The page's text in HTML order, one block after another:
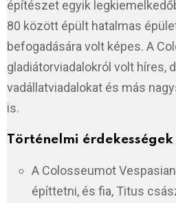
építészet egyik
80 között épült hatalmas
befogadására volt képes. A
gladiátorviadalokról volt híres,
vadállatviadalokat és más
is.
Történelmi érdekességek
A Colosseumot
építtetni, és fia, Titus